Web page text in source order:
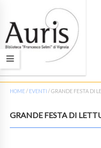
HOME/ EVENTI /GRANDE FESTA DI
GRANDE FESTA DI